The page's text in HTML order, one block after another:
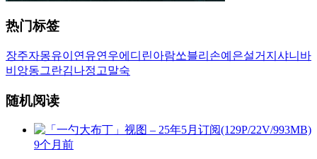
热门标签
장주자몽유이 연유연우에디린아람쏘블리 손예은설거지 샤니 바
비앙동그란김나정 고말숙
随机阅读
9个月前